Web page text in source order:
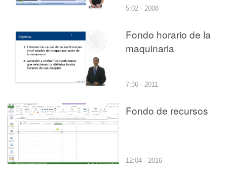
5:02 · 2008
Fondo horario de la
maquinaria
7:36 · 2011
Fondo de recursos
12:04 · 2016